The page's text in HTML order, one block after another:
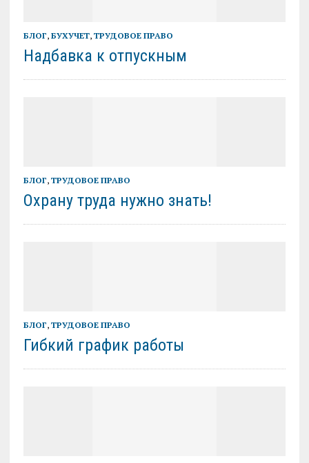
БЛОГ, БУХУЧЕТ, ТРУДОВОЕ ПРАВО
Надбавка к отпускным
БЛОГ, ТРУДОВОЕ ПРАВО
Охрану труда нужно знать!
БЛОГ, ТРУДОВОЕ ПРАВО
Гибкий график работы